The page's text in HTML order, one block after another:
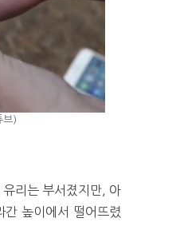
브)
리는 부서졌지만, 아
간 높이에서 떨어뜨렸